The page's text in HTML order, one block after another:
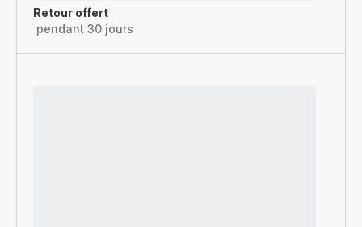
Retour offert
pendant 30 jours